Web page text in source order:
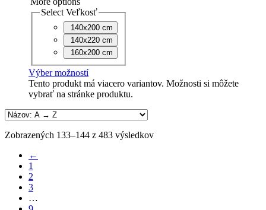
Select Veľkosť
140x200 cm
140x220 cm
160x200 cm
Výber možností
Tento produkt má viacero variantov. Možnosti si môžete
vybrať na stránke produktu.
Zobrazených 133–144 z 483 výsledkov
←
1
2
3
…